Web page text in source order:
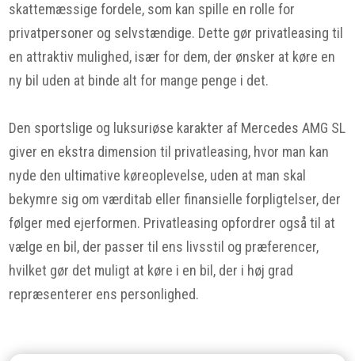
skattemæssige fordele, som kan spille en rolle for
privatpersoner og selvstændige. Dette gør privatleasing til
en attraktiv mulighed, især for dem, der ønsker at køre en
ny bil uden at binde alt for mange penge i det.
Den sportslige og luksuriøse karakter af Mercedes AMG SL
giver en ekstra dimension til privatleasing, hvor man kan
nyde den ultimative køreoplevelse, uden at man skal
bekymre sig om værditab eller finansielle forpligtelser, der
følger med ejerformen. Privatleasing opfordrer også til at
vælge en bil, der passer til ens livsstil og præferencer,
hvilket gør det muligt at køre i en bil, der i høj grad
repræsenterer ens personlighed.